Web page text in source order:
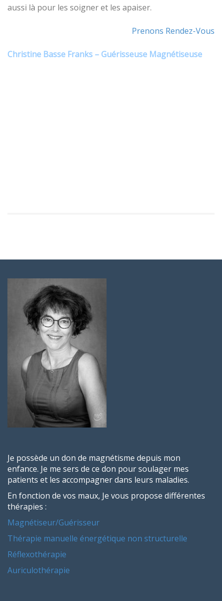
aussi là pour les soigner et les apaiser.
Prenons Rendez-Vous
Christine Basse Franks – Guérisseuse Magnétiseuse
Je possède un don de magnétisme depuis mon
enfance. Je me sers de ce don pour soulager mes
patients et les accompagner dans leurs maladies.
En fonction de vos maux, Je vous propose différentes
thérapies :
Magnétiseur/Guérisseur
Thérapie manuelle énergétique non structurelle
Réflexothérapie
Auriculothérapie